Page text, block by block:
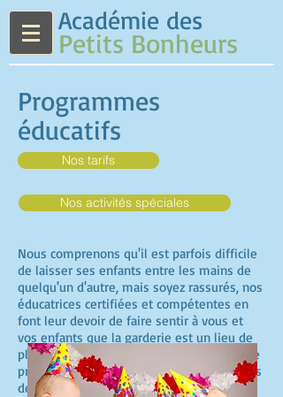
Académie des
Petits Bonheurs
Programmes
éducatifs
Nos tarifs
Nos activités spéciales
Nous comprenons qu'il est parfois difficile
de laisser ses enfants entre les mains de
quelqu'un d'autre, mais soyez rassurés, nos
éducatrices certifiées et compétentes en
font leur devoir de faire sentir à vous et
vos enfants que la garderie est un lieu de
plaisir, d'amour et d'apprentissage. Chaque
programme varie selon l'âge et les progrès
de votre enfant.